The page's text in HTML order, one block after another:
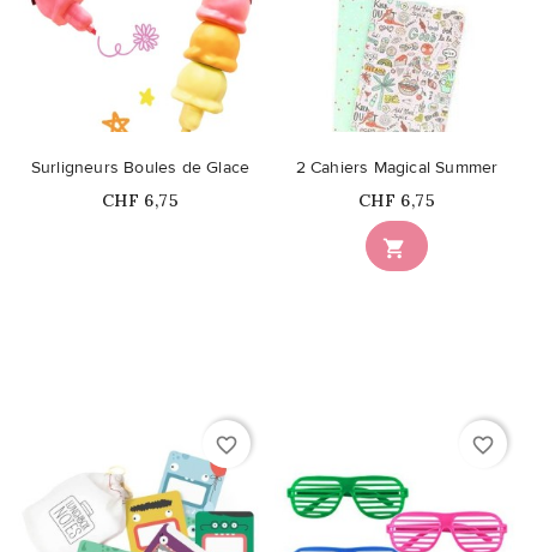
Surligneurs Boules de Glace
Prix
CHF 6,75

2 Cahiers Magical Summer
Prix
CHF 6,75
favorite_border favorite_border